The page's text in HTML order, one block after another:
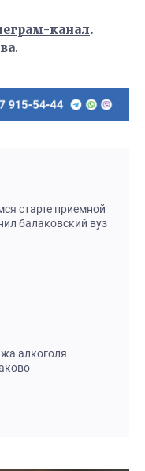
канал.
.
старте приемной
балаковский вуз
алкоголя